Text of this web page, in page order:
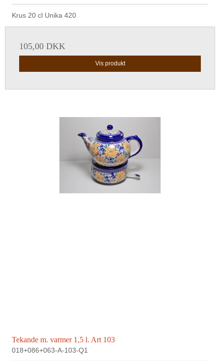
Krus 20 cl Unika 420
105,00 DKK
Vis produkt
Tekande m. varmer 1,5 l. Art 103
018+086+063-A-103-Q1